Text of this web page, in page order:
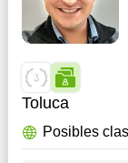
Toluca
Posibles